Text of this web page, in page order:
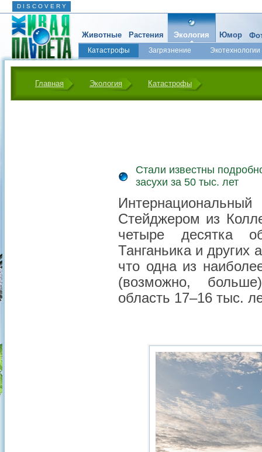
D I S C O V E R Y
Животные Растения Экология
Катастрофы Загрязнение Экотехнологии
Юмор
Главная Экология Катастрофы
Стали известны
засухи за 50 тыс. лет
Стейджером из
четыре десятка
Танганьика и других
что одна из
(возможно,
область 17–16 тыс.